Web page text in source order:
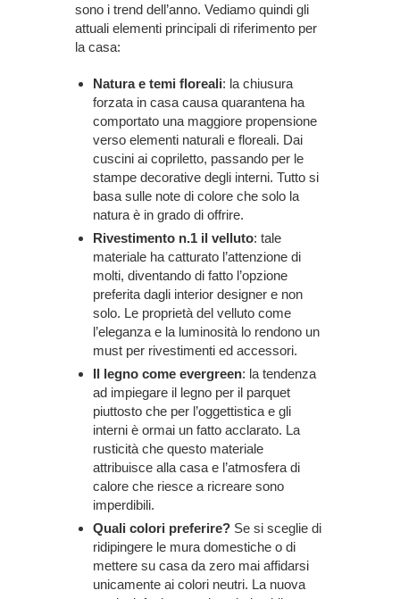
sono i trend dell’anno. Vediamo quindi gli
attuali elementi principali di riferimento per
la casa:
Natura e temi floreali: la chiusura
forzata in casa causa quarantena ha
comportato una maggiore propensione
verso elementi naturali e floreali. Dai
cuscini ai copriletto, passando per le
stampe decorative degli interni. Tutto si
basa sulle note di colore che solo la
natura è in grado di offrire.
Rivestimento n.1 il velluto: tale
materiale ha catturato l’attenzione di
molti, diventando di fatto l’opzione
preferita dagli interior designer e non
solo. Le proprietà del velluto come
l’eleganza e la luminosità lo rendono un
must per rivestimenti ed accessori.
Il legno come evergreen: la tendenza
ad impiegare il legno per il parquet
piuttosto che per l’oggettistica e gli
interni è ormai un fatto acclarato. La
rusticità che questo materiale
attribuisce alla casa e l’atmosfera di
calore che riesce a ricreare sono
imperdibili.
Quali colori preferire? Se si sceglie di
ridipingere le mura domestiche o di
mettere su casa da zero mai affidarsi
unicamente ai colori neutri. La nuova